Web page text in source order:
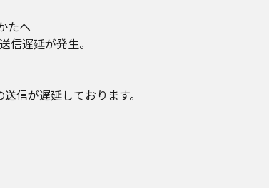
たへ
信遅延が発生。
信が遅延しております。